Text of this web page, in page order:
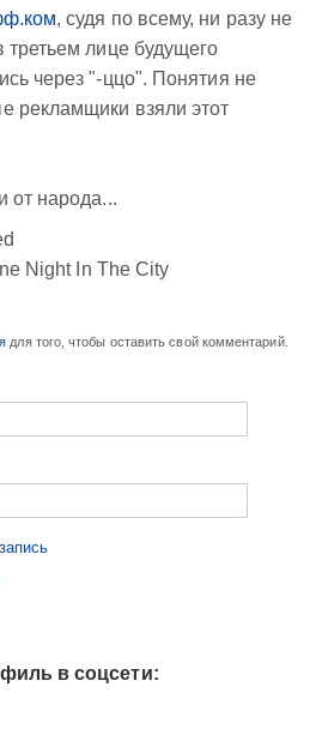
, судя по всему, ни разу не
лице будущего
через "-ццо". Понятия не
взяли этот
от народа...
Night In The City
для того, чтобы оставить свой комментарий.
в соцсети: